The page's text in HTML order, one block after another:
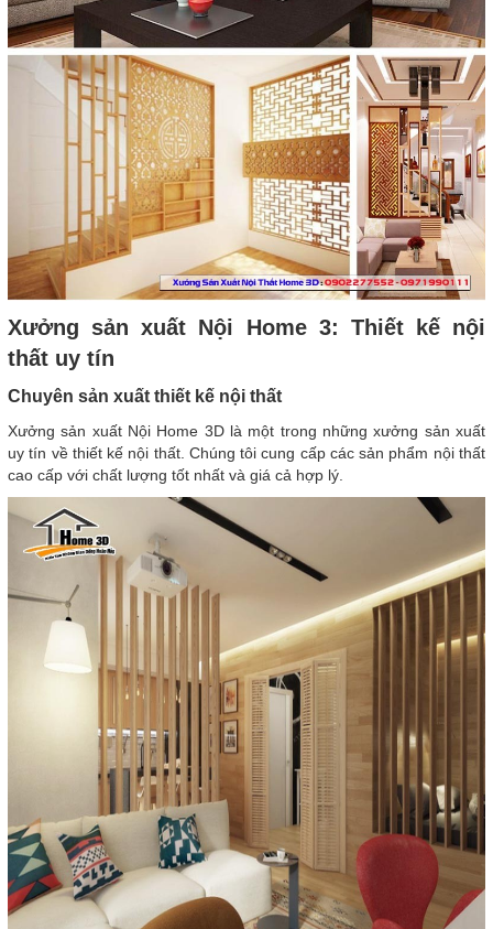
Xưởng sản xuất Nội Home 3: Thiết kế nội
thất uy tín
Chuyên sản xuất thiết kế nội thất
Xưởng sản xuất Nội Home 3D là một trong những xưởng sản xuất
uy tín về thiết kế nội thất. Chúng tôi cung cấp các sản phẩm nội thất
cao cấp với chất lượng tốt nhất và giá cả hợp lý.